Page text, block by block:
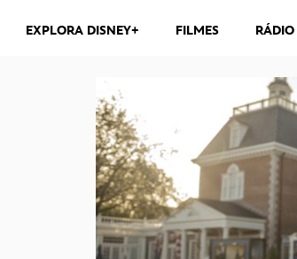
EXPLORA DISNEY+ FILMES